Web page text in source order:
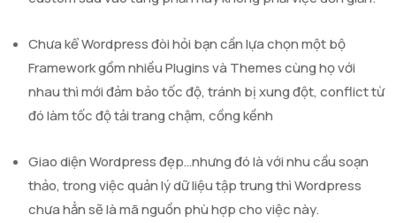
Chưa kể Wordpress đòi hỏi bạn cần lựa chọn một bộ
Framework gồm nhiều Plugins và Themes cùng họ với
nhau thì mới đảm bảo tốc độ, tránh bị xung đột, conflict từ
đó làm tốc độ tải trang chậm, cồng kềnh
Giao diện Wordpress đẹp…nhưng đó là với nhu cầu soạn
thảo, trong việc quản lý dữ liệu tập trung thì Wordpress
chưa hẳn sẽ là mã nguồn phù hợp cho việc này.